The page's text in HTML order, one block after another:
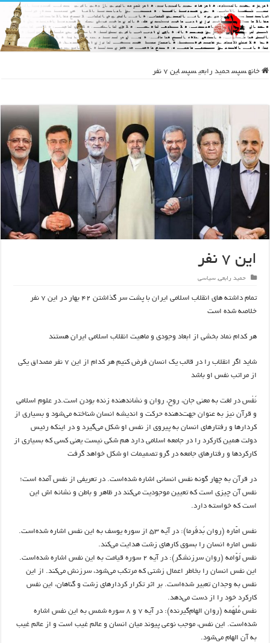
خانه سپس حمید رابعی سپس این ۷ نفر
این ۷ نفر
حمید رابعی,سیاسی
تمام داشته های انقلاب اسلامی ایران با پشت سر گذاشتن ۴۲ بهار در این ۷ نفر
خلاصه شده است
هر کدام نماد بخشی از ابعاد وجودی و ماهیت انقلاب اسلامی ایران هستند
شاید اگر انقلاب را در قالب یک انسان فرض کنیم هر کدام از این ۷ نفر مصداق یکی
از مراتب نفس او باشد
نَفْس در لغت به معنی جان، روح، روان و نشاندهنده زنده بودن است.در علوم اسلامی
و قرآن نیز به عنوان جهت‌دهنده حرکت و اندیشه انسان شناخته می‌شود و بسیاری از
کردارها و رفتارهای انسان به پیروی از نفس او شکل می‌گیرد و در اینکه رئیس
دولت همین کارکرد را در جامعه اسلامی دارد هم شکی نیست یعنی کسی که بسیاری از
کارکردها و رفتارهای جامعه در گرو تصمیمات او شکل خواهد گرفت
در قرآن به چهار گونه نفس انسانی اشاره شده‌است. در تعریفی از نفس آمده است؛
نفس آن چیزی است که تعیین موجودیت می‌کند در ظاهر و باطن و نشانه اش این
است که خواسته دارد.
نفس امّاره (روان بَدفَرما): در آیه ۵۳ از سوره یوسف به این نفس اشاره شده‌است.
نفس اماره انسان را بسوی کارهای زشت هدایت می‌کند.
نفس لَوّامه (روان سرزنشگر): در آیه ۲ سوره قیامت به این نفس اشاره شده‌است.
این نفس انسان را بخاطر اعمال زشتی که مرتکب می‌شود، سرزنش می‌کند. از این
نفس به وجدان تعبیر شده‌است. بر اثر تکرار کردارهای زشت و گناهان، این نفس
کارکرد خود را از دست می‌دهد.
نفس مُلهَمه (روان الهام‌گیرنده): در آیه ۷ و ۸ سوره شمس به این نفس اشاره
شده‌است. این نفس، موجب نوعی پیوند میان انسان و عالم غیب است و از عالم غیب
به آن الهام می‌شود.